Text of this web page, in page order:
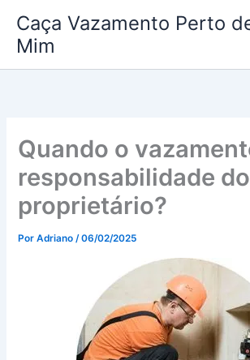
para
conteúdo
Caça Vazamento Perto
Mim
Quando o
responsabilidade do
proprietário?
PorAdriano/06/02/2025